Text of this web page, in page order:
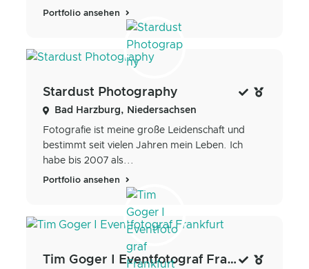
Portfolio ansehen
Stardust Photography
Bad Harzburg, Niedersachsen
Fotografie ist meine große Leidenschaft und
bestimmt seit vielen Jahren mein Leben. Ich
habe bis 2007 als...
Portfolio ansehen
Tim Goger I Eventfotograf Frankfurt